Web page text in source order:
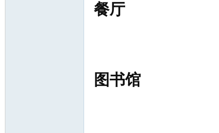
餐厅
图书馆